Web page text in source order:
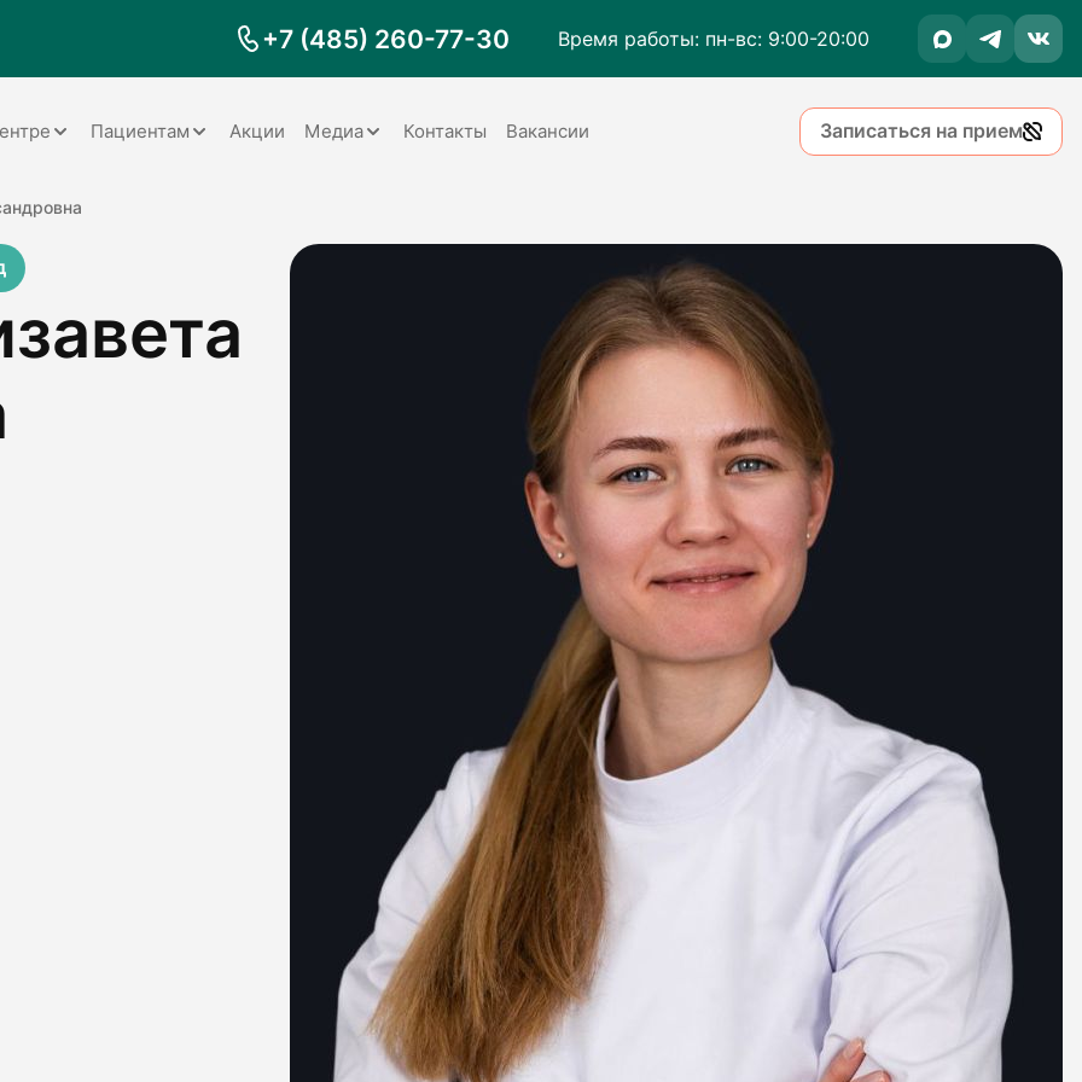
+7 (485) 260-77-30 Время работы: пн-вс: 9:00-20:00
Наши специалисты
связь
Пациентам
Запрос справки на налоговый
Правила для пациентов
Акции Медиа Контакты Вакансии Записаться на прием